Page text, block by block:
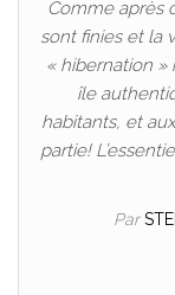
Comme après
sont finies et la
« hibernation »
île
habitants, et
partie!
Par